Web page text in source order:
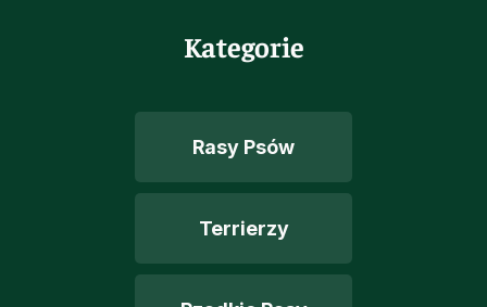
Kategorie
Rasy Psów
Terrierzy